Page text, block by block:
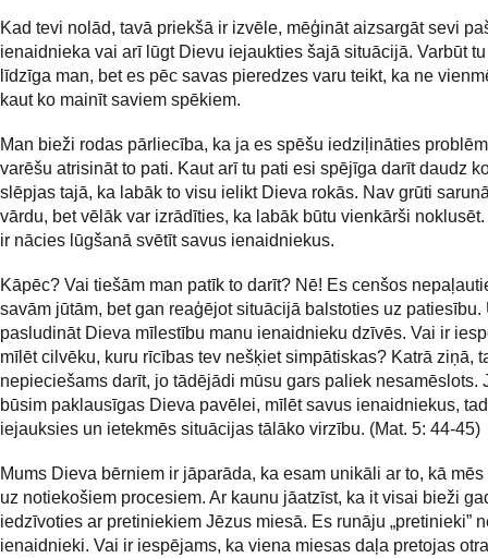
Kad tevi nolād, tavā priekšā ir izvēle, mēģināt aizsargāt sevi
ienaidnieka vai arī lūgt Dievu iejaukties šajā situācijā. Varbūt
līdzīga man, bet es pēc savas pieredzes varu teikt, ka ne
kaut ko mainīt saviem spēkiem.
Man bieži rodas pārliecība, ka ja es spēšu iedziļināties
varēšu atrisināt to pati. Kaut arī tu pati esi spējīga darīt daudz
slēpjas tajā, ka labāk to visu ielikt Dieva rokās. Nav grūti
vārdu, bet vēlāk var izrādīties, ka labāk būtu vienkārši
ir nācies lūgšanā svētīt savus ienaidniekus.
Kāpēc? Vai tiešām man patīk to darīt? Nē! Es cenšos
savām jūtām, bet gan reaģējot situācijā balstoties uz patiesību.
pasludināt Dieva mīlestību manu ienaidnieku dzīvēs. Vai ir
mīlēt cilvēku, kuru rīcības tev nešķiet simpātiskas? Katrā ziņā,
nepieciešams darīt, jo tādējādi mūsu gars paliek nesamēslots.
būsim paklausīgas Dieva pavēlei, mīlēt savus ienaidniekus,
iejauksies un ietekmēs situācijas tālāko virzību. (Mat. 5: 44-45)
Mums Dieva bērniem ir jāparāda, ka esam unikāli ar to, kā
uz notiekošiem procesiem. Ar kaunu jāatzīst, ka it visai bieži
iedzīvoties ar pretiniekiem Jēzus miesā. Es runāju „pretinieki”
ienaidnieki. Vai ir iespējams, ka viena miesas daļa pretojas